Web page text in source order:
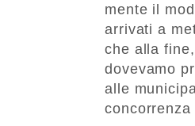
mente il
arrivati a
che alla
dovevamo
alle